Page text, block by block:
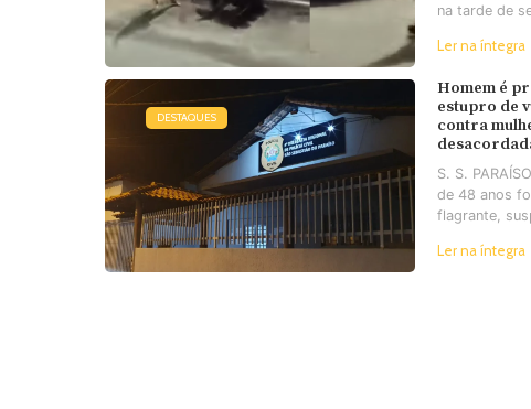
na tarde de
Ler na íntegra
DESTAQUES
Homem é
estupro de
contra
S. S.
de 48 anos
flagrante,
Ler na íntegra